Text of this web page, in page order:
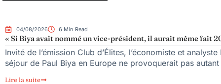
04/08/2026 6 Min Read
« Si Biya avait nommé un vice-président, il aurait même fait
Invité de l’émission Club d’Élites, l’économiste et
séjour de Paul Biya en Europe ne provoquerait pas
Lire la suite